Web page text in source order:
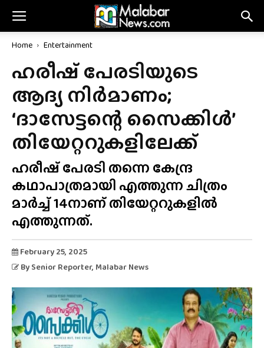
Home Entertainment
ഹരീഷ് പേരടിയുടെ
ആദ്യ നിർമാണം;
‘ദാസേട്ടന്റെ സൈക്കിൾ’
തിയേറ്ററുകളിലേക്ക്
ഹരീഷ് പേരടി തന്നെ കേന്ദ്ര
കഥാപാത്രമായി എത്തുന്ന ചിത്രം
മാർച്ച് 14നാണ് തിയേറ്ററുകളിൽ
എത്തുന്നത്.
February 25, 2025
By Senior Reporter, Malabar News